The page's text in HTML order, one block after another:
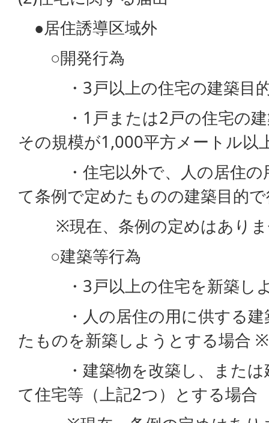
●居住誘導区域外
○開発行為
・3戸以上の住宅の建築目的
・1戸または2戸の住宅の建
その規模が1,000平方メートル以
・住宅以外で、人の居住の
て条例で定めたものの建築目的
※現在、条例の定めはありま
○建築等行為
・3戸以上の住宅を新築しよ
・人の居住の用に供する建
たものを新築しようとする場合 ※
・建築物を改築し、または
て住宅等（上記2つ）とする場合